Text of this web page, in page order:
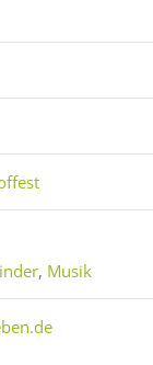
, Musik